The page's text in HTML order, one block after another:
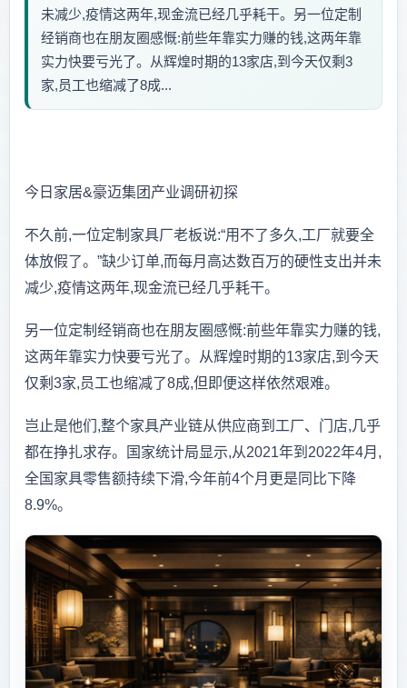
未减少,疫情这两年,现金流已经几乎耗干。另一位定制
经销商也在朋友圈感慨:前些年靠实力赚的钱,这两年靠
实力快要亏光了。从辉煌时期的13家店,到今天仅剩3
家,员工也缩减了8成...
今日家居&豪迈集团产业调研初探
不久前,一位定制家具厂老板说:“用不了多久,工厂就要全
体放假了。”缺少订单,而每月高达数百万的硬性支出并未
减少,疫情这两年,现金流已经几乎耗干。
另一位定制经销商也在朋友圈感慨:前些年靠实力赚的钱,
这两年靠实力快要亏光了。从辉煌时期的13家店,到今天
仅剩3家,员工也缩减了8成,但即便这样依然艰难。
岂止是他们,整个家具产业链从供应商到工厂、门店,几乎
都在挣扎求存。国家统计局显示,从2021年到2022年4月,
全国家具零售额持续下滑,今年前4个月更是同比下降
8.9%。